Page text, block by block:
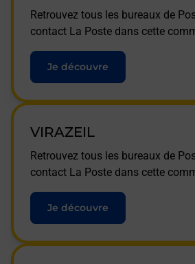
Retrouvez tous les bureaux de
contact La Poste dans cette
Je découvre
VIRAZEIL
Retrouvez tous les bureaux de
contact La Poste dans cette
Je découvre